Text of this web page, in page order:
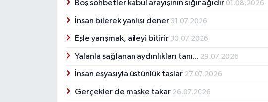
Boş sohbetler kabul arayışının sığınağıdır 01.08.2026
İnsan bilerek yanlışı dener 31.07.2026
Eşle yarışmak, aileyi bitirir 30.07.2026
Yalanla sağlanan aydınlıkları tanı... 29.07.2026
İnsan eşyasıyla üstünlük taslar 27.07.2026
Gerçekler de maske takar 26.07.2026